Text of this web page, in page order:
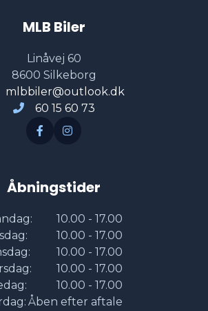
MLB Biler
Linåvej 60
8600 Silkeborg
mlbbiler@outlook.dk
60 15 60 73
Åbningstider
10.00 - 17.00
10.00 - 17.00
10.00 - 17.00
10.00 - 17.00
10.00 - 17.00
Åben efter aftale